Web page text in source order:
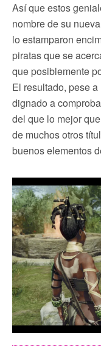
Así que estos
nombre de su
lo estamparon
piratas que se
que posiblemente
El resultado, pese
dignado a
del que lo mejor
de muchos otros
buenos elementos